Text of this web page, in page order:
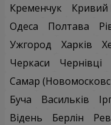
Кременчук
Кривий
Одеса
Полтава
Ужгород
Харків
Черкаси
Чернівці
Самар
Буча
Васильків
Відень
Берлін